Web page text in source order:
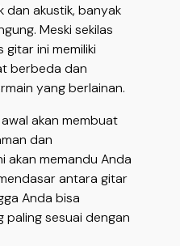
dan akustik, banyak
Meski sekilas
gitar ini memiliki
berbeda dan
yang berlainan.
akan membuat
dan
akan memandu Anda
antara gitar
Anda bisa
paling sesuai dengan